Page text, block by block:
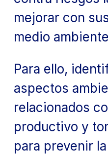
mejorar con
medio
Para ello,
aspectos
relacionados
productivo y
para prevenir